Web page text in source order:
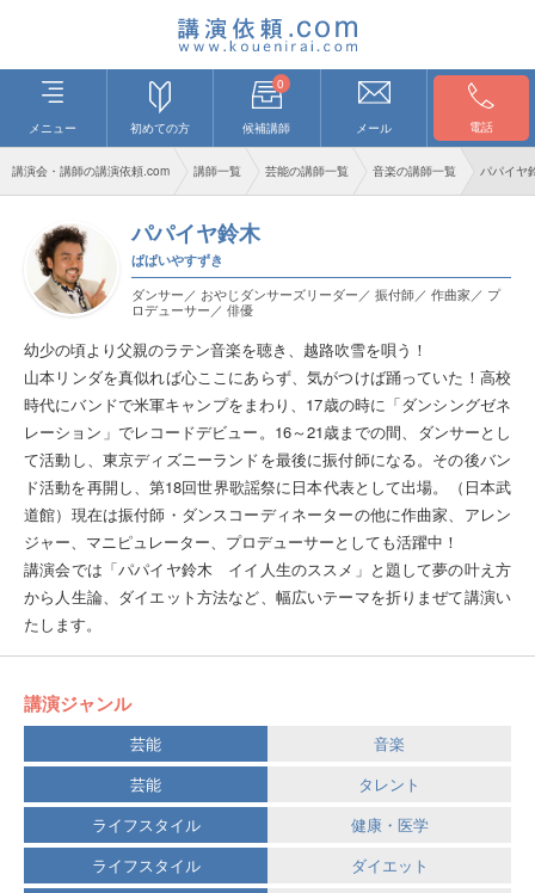
メニュー 初めての方
0
候補講師 メール 電話
講演会・講師の講演依頼.com 講師一覧 芸能の講師一覧 音楽の講師一覧 パパイヤ
パパイヤ鈴木
ぱぱいやすずき
ダンサー／ おやじダンサーズリーダー／ 振付師／ 作曲家／ プ
ロデューサー／ 俳優
幼少の頃より父親のラテン音楽を聴き、越路吹雪を唄う！
山本リンダを真似れば心ここにあらず、気がつけば踊っていた！高校
時代にバンドで米軍キャンプをまわり、17歳の時に「ダンシングゼネ
レーション」でレコードデビュー。16～21歳までの間、ダンサーとし
て活動し、東京ディズニーランドを最後に振付師になる。その後バン
ド活動を再開し、第18回世界歌謡祭に日本代表として出場。（日本武
道館）現在は振付師・ダンスコーディネーターの他に作曲家、アレン
ジャー、マニピュレーター、プロデューサーとしても活躍中！
講演会では「パパイヤ鈴木 イイ人生のススメ」と題して夢の叶え方
から人生論、ダイエット方法など、幅広いテーマを折りまぜて講演い
たします。
講演ジャンル
芸能
音楽
芸能
タレント
ライフスタイル
健康・医学
ライフスタイル
ダイエット